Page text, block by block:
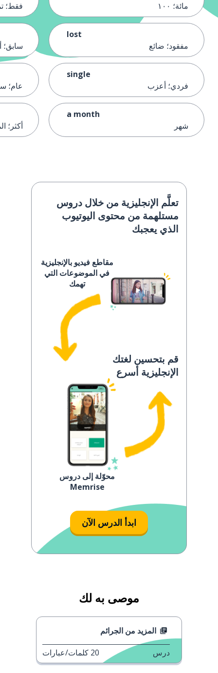
مائة؛ ١٠٠
lost
مفقود؛ ضائع
single
فردي؛ أعزب
a month
شهر
فقط؛
سابق؛
عام؛
أكثر؛
تعلَّم الإنجليزية من خلال دروس
مستلهمة من محتوى اليوتيوب
الذي يعجبك
مقاطع فيديو بالإنجليزية
في الموضوعات التي
تهمك
قم بتحسين لغتك
الإنجليزية أسرع
محوّلة إلى دروس
Memrise
ابدأ الدرس الآن
موصى به لك
المزيد من الجرائم
درس 20 كلمات/عبارات